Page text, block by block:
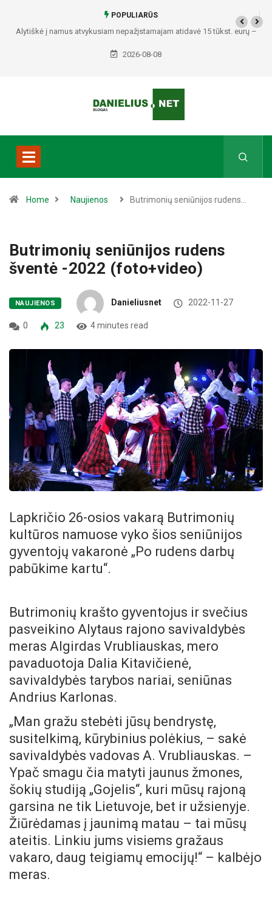
POPULIARŪS
Alytiškė į namus atvykusiam nepažįstamajam atidavė 15 tūkst. eurų –
policija pradėjo tyrimą
2026-08-08
Home Naujienos Butrimonių seniūnijos rudens…
Butrimonių seniūnijos rudens
šventė -2022 (foto+video)
NAUJIENOS Danieliusnet 2022-11-27
0 23 4 minutes read
Lapkričio 26-osios vakarą Butrimonių
kultūros namuose vyko šios seniūnijos
gyventojų vakaronė „Po rudens darbų
pabūkime kartu“.
Butrimonių krašto gyventojus ir svečius
pasveikino Alytaus rajono savivaldybės
meras Algirdas Vrubliauskas, mero
pavaduotoja Dalia Kitavičienė,
savivaldybės tarybos nariai, seniūnas
Andrius Karlonas.
„Man gražu stebėti jūsų bendrystę,
susitelkimą, kūrybinius polėkius, – sakė
savivaldybės vadovas A. Vrubliauskas. –
Ypač smagu čia matyti jaunus žmones,
šokių studiją „Gojelis“, kuri mūsų rajoną
garsina ne tik Lietuvoje, bet ir užsienyje.
Žiūrėdamas į jaunimą matau – tai mūsų
ateitis. Linkiu jums visiems gražaus
vakaro, daug teigiamų emocijų!“ – kalbėjo
meras.